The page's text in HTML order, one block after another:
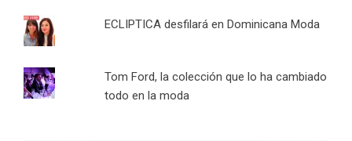
ECLIPTICA desfilará en Dominicana Moda
Tom Ford, la colección que lo ha cambiado
todo en la moda